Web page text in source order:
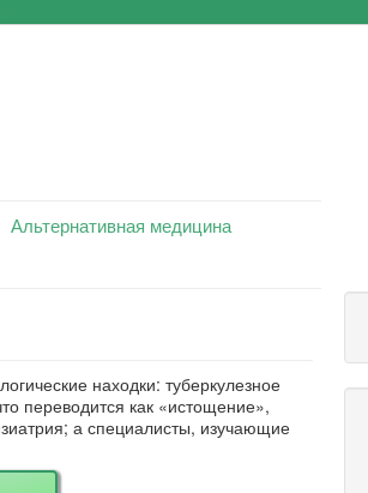
Альтернативная медицина
находки: туберкулезное
переводится как «истощение»,
а специалисты, изучающие